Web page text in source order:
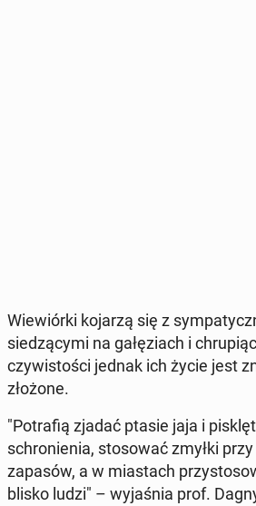
Wie­wiór­ki kojarzą się z
sie­dzą­cy­mi na ga­łę­ziach i
czy­wi­sto­ści jednak ich życie jest
złożone.
"Po­tra­fią zjadać ptasie jaja i
schro­nie­nia, sto­so­wać zmyłki
zapasów, a w mia­stach
blisko ludzi" – wy­ja­śnia prof.